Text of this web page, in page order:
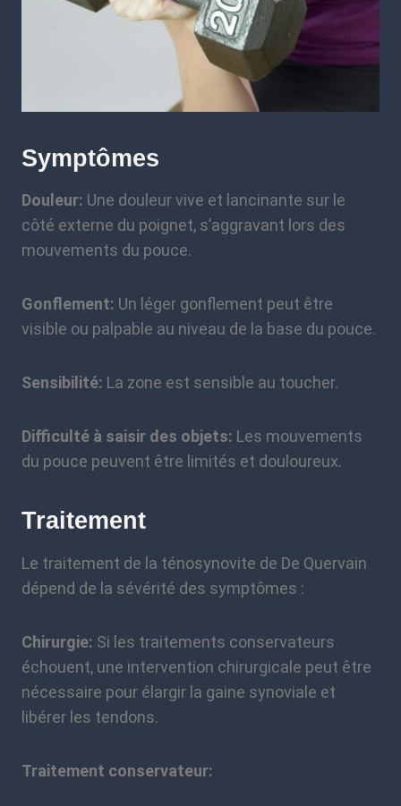
Symptômes
Douleur: Une douleur vive et lancinante sur le
côté externe du poignet, s’aggravant lors des
mouvements du pouce.
Gonflement: Un léger gonflement peut être
visible ou palpable au niveau de la base du pouce.
Sensibilité: La zone est sensible au toucher.
Difficulté à saisir des objets: Les mouvements
du pouce peuvent être limités et douloureux.
Traitement
Le traitement de la ténosynovite de De Quervain
dépend de la sévérité des symptômes :
Chirurgie: Si les traitements conservateurs
échouent, une intervention chirurgicale peut être
nécessaire pour élargir la gaine synoviale et
libérer les tendons.
Traitement conservateur: